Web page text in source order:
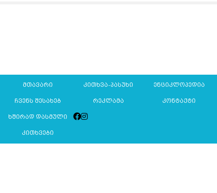
მთავარი კითხვა-პასუხი ენციკლოპედია
ჩვენს შესახებ რეკლამა კონტაქტი
ხშირად დასმული
კითხვები